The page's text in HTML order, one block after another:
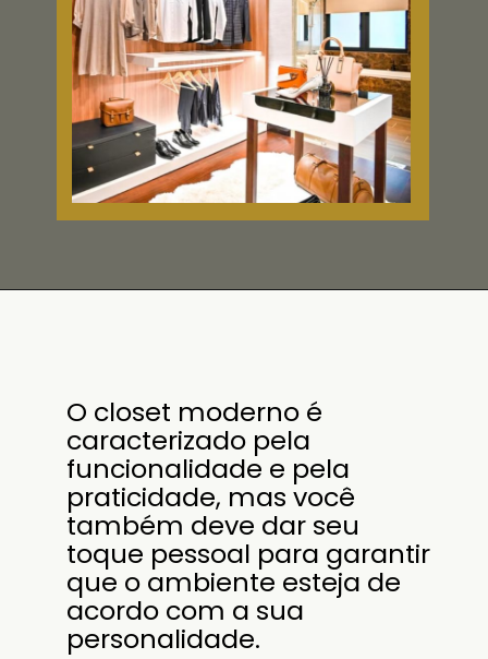
O closet moderno é
caracterizado pela
funcionalidade e pela
praticidade, mas você
também deve dar seu
toque pessoal para garantir
que o ambiente esteja de
acordo com a sua
personalidade.